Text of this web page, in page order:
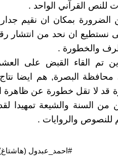
للنص القرآني الواحد .
بمكان ان نقيم جدارا
نستطيع ان نحد من انتشار
والخطورة .
تم القاء القبض على
البصرة, هم ايضا
قد لا تقل خطورة عن ظاهرة
من السنة والشيعة تمهيدا
والروايات .
#احمد_عبدول